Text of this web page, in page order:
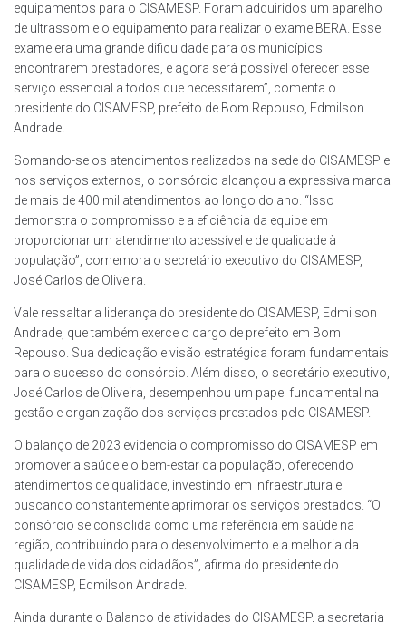
equipamentos para o CISAMESP. Foram adquiridos um aparelho
de ultrassom e o equipamento para realizar o exame BERA. Esse
exame era uma grande dificuldade para os municípios
encontrarem prestadores, e agora será possível oferecer esse
serviço essencial a todos que necessitarem”, comenta o
presidente do CISAMESP, prefeito de Bom Repouso, Edmilson
Andrade.
Somando-se os atendimentos realizados na sede do CISAMESP e
nos serviços externos, o consórcio alcançou a expressiva marca
de mais de 400 mil atendimentos ao longo do ano. “Isso
demonstra o compromisso e a eficiência da equipe em
proporcionar um atendimento acessível e de qualidade à
população”, comemora o secretário executivo do CISAMESP,
José Carlos de Oliveira.
Vale ressaltar a liderança do presidente do CISAMESP, Edmilson
Andrade, que também exerce o cargo de prefeito em Bom
Repouso. Sua dedicação e visão estratégica foram fundamentais
para o sucesso do consórcio. Além disso, o secretário executivo,
José Carlos de Oliveira, desempenhou um papel fundamental na
gestão e organização dos serviços prestados pelo CISAMESP.
O balanço de 2023 evidencia o compromisso do CISAMESP em
promover a saúde e o bem-estar da população, oferecendo
atendimentos de qualidade, investindo em infraestrutura e
buscando constantemente aprimorar os serviços prestados. “O
consórcio se consolida como uma referência em saúde na
região, contribuindo para o desenvolvimento e a melhoria da
qualidade de vida dos cidadãos”, afirma do presidente do
CISAMESP, Edmilson Andrade.
Ainda durante o Balanço de atividades do CISAMESP, a secretaria